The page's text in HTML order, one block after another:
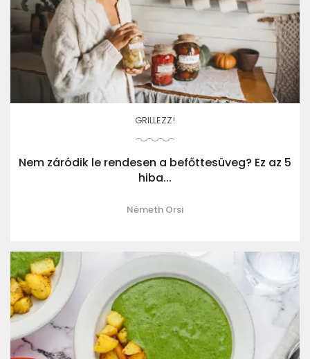
GRILLEZZ!
Nem záródik le rendesen a befőttesüveg? Ez az 5
hiba...
Németh Orsi